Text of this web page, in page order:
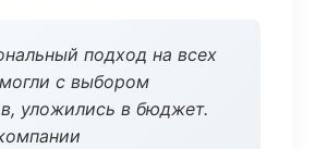
подход на всех
с выбором
уложились в бюджет.